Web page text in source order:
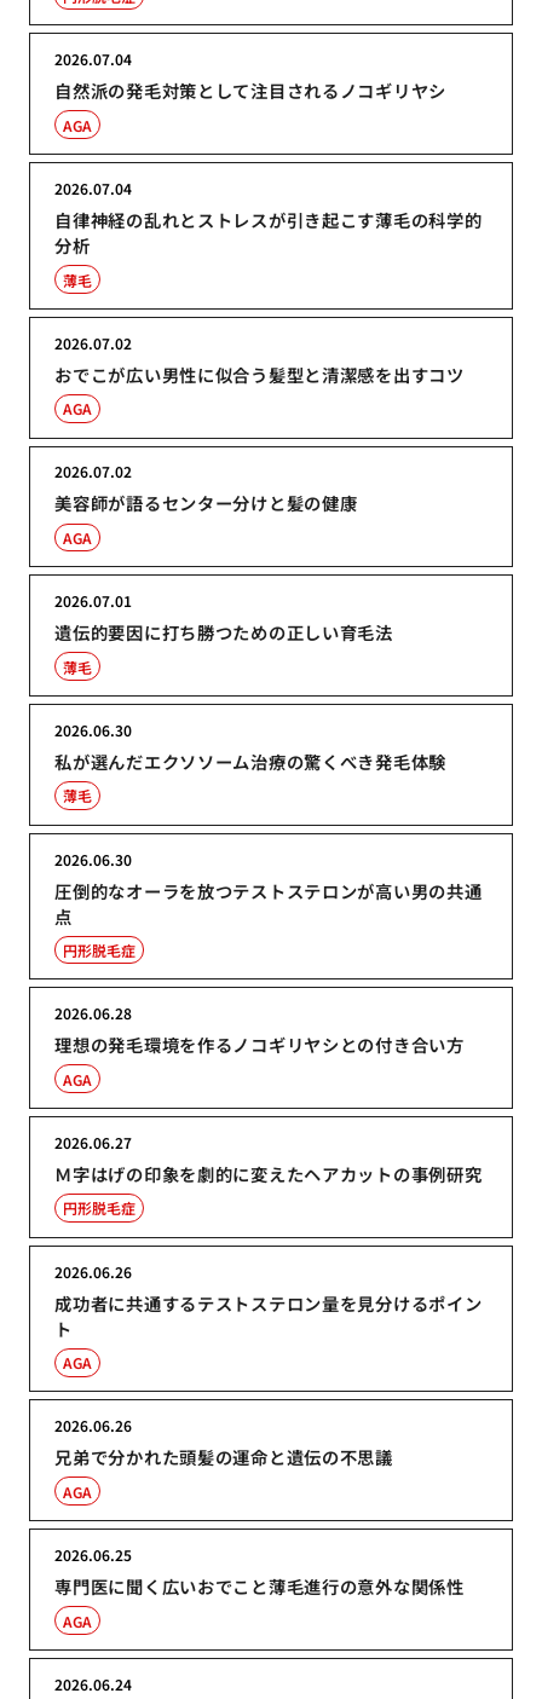
自然派の発毛対策として注目されるノコギリヤシ
2026.07.04
AGA
自律神経の乱れとストレスが引き起こす薄毛の科学的
分析
2026.07.04
薄毛
おでこが広い男性に似合う髪型と清潔感を出すコツ
2026.07.02
AGA
美容師が語るセンター分けと髪の健康
2026.07.02
AGA
遺伝的要因に打ち勝つための正しい育毛法
2026.07.01
薄毛
私が選んだエクソソーム治療の驚くべき発毛体験
2026.06.30
薄毛
圧倒的なオーラを放つテストステロンが高い男の共通
点
2026.06.30
円形脱毛症
理想の発毛環境を作るノコギリヤシとの付き合い方
2026.06.28
AGA
Ｍ字はげの印象を劇的に変えたヘアカットの事例研究
2026.06.27
円形脱毛症
成功者に共通するテストステロン量を見分けるポイン
ト
2026.06.26
AGA
兄弟で分かれた頭髪の運命と遺伝の不思議
2026.06.26
AGA
専門医に聞く広いおでこと薄毛進行の意外な関係性
2026.06.25
AGA
2026.06.24